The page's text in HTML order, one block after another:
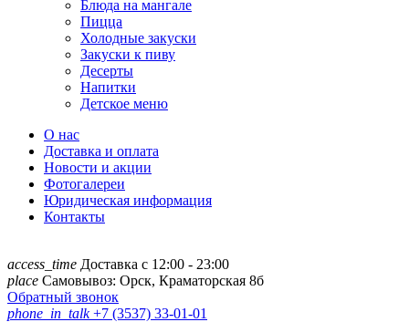
Блюда на мангале
Пицца
Холодные закуски
Закуски к пиву
Десерты
Напитки
Детское меню
О нас
Доставка и оплата
Новости и акции
Фотогалереи
Юридическая информация
Контакты
access_time Доставка с 12:00 - 23:00
place Самовывоз: Орск, Краматорская 8б
Обратный звонок
phone_in_talk+7 (3537) 33-01-01